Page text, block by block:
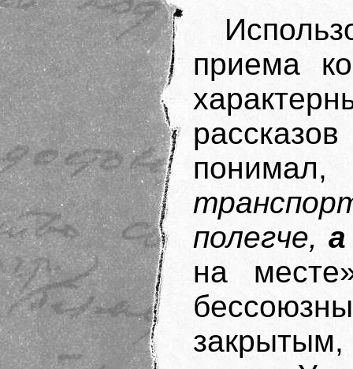
приема
полегче, а
на